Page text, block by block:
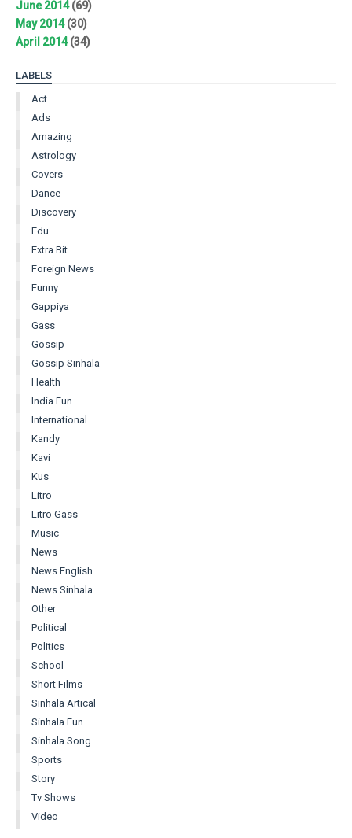
June 2014(69)
May 2014(30)
April 2014(34)
LABELS
Act
Ads
Amazing
Astrology
Covers
Dance
Discovery
Edu
Extra Bit
Foreign News
Funny
Gappiya
Gass
Gossip
Gossip Sinhala
Health
India Fun
International
Kandy
Kavi
Kus
Litro
Litro Gass
Music
News
News English
News Sinhala
Other
Political
Politics
School
Short Films
Sinhala Artical
Sinhala Fun
Sinhala Song
Sports
Story
Tv Shows
Video